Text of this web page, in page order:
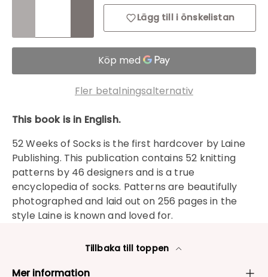
Lägg till i önskelistan
Fler betalningsalternativ
This book is in English.
52 Weeks of Socks is the first hardcover by Laine
Publishing. This publication contains 52 knitting
patterns by 46 designers and is a true
encyclopedia of socks. Patterns are beautifully
photographed and laid out on 256 pages in the
style Laine is known and loved for.
Tillbaka till toppen
Mer information
Inloggning krävs
Logga in på ditt konto för att lägga till
tidigare sparade artiklar.
Inloggning